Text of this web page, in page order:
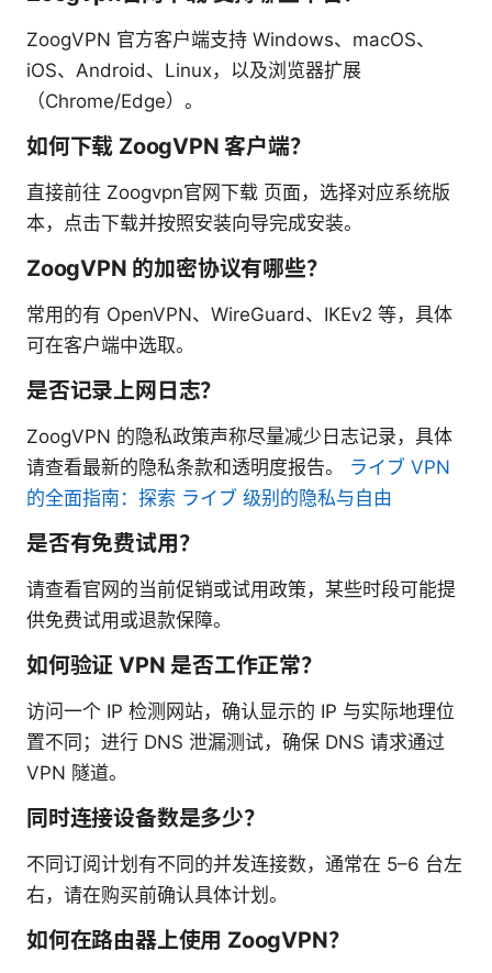
ZoogVPN 官方客户端支持 Windows、macOS、
iOS、Android、Linux，以及浏览器扩展
（Chrome/Edge）。
如何下载 ZoogVPN 客户端？
直接前往 Zoogvpn官网下载 页面，选择对应系统版
本，点击下载并按照安装向导完成安装。
ZoogVPN 的加密协议有哪些？
常用的有 OpenVPN、WireGuard、IKEv2 等，具体
可在客户端中选取。
是否记录上网日志？
ZoogVPN 的隐私政策声称尽量减少日志记录，具体
请查看最新的隐私条款和透明度报告。 ライブ VPN
的全面指南：探索 ライブ 级别的隐私与自由
是否有免费试用？
请查看官网的当前促销或试用政策，某些时段可能提
供免费试用或退款保障。
如何验证 VPN 是否工作正常？
访问一个 IP 检测网站，确认显示的 IP 与实际地理位
置不同；进行 DNS 泄漏测试，确保 DNS 请求通过
VPN 隧道。
同时连接设备数是多少？
不同订阅计划有不同的并发连接数，通常在 5–6 台左
右，请在购买前确认具体计划。
如何在路由器上使用 ZoogVPN？